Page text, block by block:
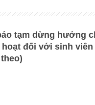
tạm dừng hưởng
đối với sinh